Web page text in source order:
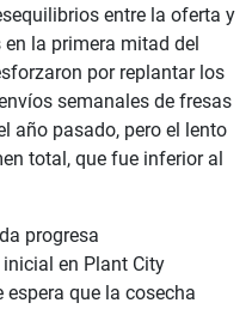
entre la oferta y
la primera mitad del
por replantar los
semanales de fresas
año pasado, pero el lento
total, que fue inferior al
progresa
en Plant City
que la cosecha